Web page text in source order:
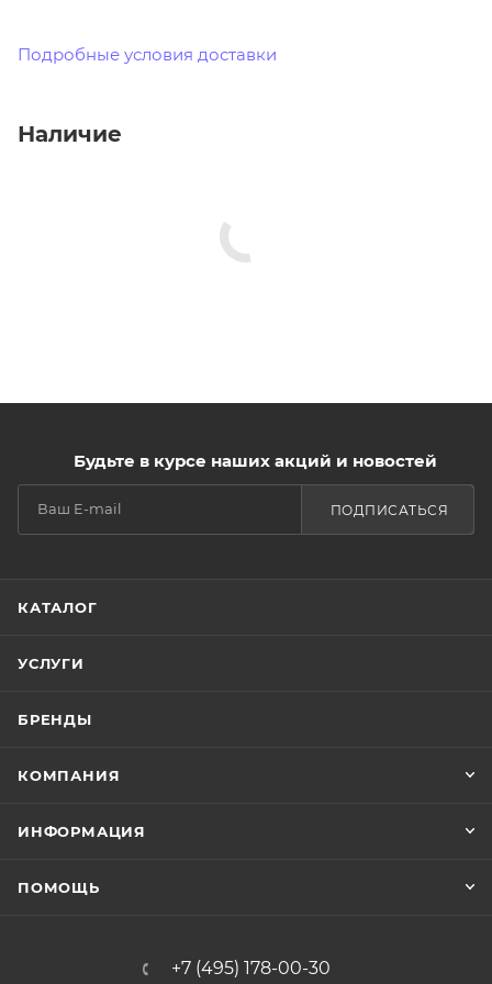
Подробные условия доставки
Наличие
Будьте в курсе наших акций и новостей
ПОДПИСАТЬСЯ
КАТАЛОГ
УСЛУГИ
БРЕНДЫ
КОМПАНИЯ
ИНФОРМАЦИЯ
ПОМОЩЬ
+7 (495) 178-00-30